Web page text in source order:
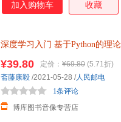
加入购物车 收藏
深度学习入门 基于Python的理
¥39.80 定价： ¥69.80 (5.71折)
博库图书音像专营店
1条评论
斋藤康毅 /2021-05-28 /人民邮电